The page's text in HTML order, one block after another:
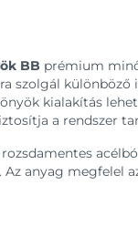
BB prémium
szolgál
kialakítás
a rendszer
anyag megfelel